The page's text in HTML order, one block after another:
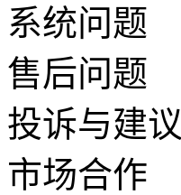
系统问题
售后问题
投诉与建议
市场合作